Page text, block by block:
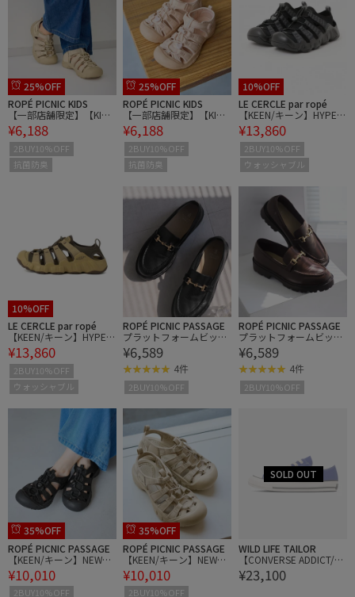
25%OFF
ROPÉ PICNIC KIDS
【一部店舗限定】【KID
S/キッズ】【KEEN/キー
ン】NEWPORT H2 C/Y/
リンクコーデ
¥6,188
2BUY10%OFF
抗菌防臭
25%OFF
ROPÉ PICNIC KIDS
【一部店舗限定】【KID
S/キッズ】【KEEN/キー
ン】NEWPORT H2 C/Y/
リンクコーデ
¥6,188
2BUY10%OFF
抗菌防臭
10%OFF
LE CERCLE par ropé
【KEEN/キーン】HYPER
PORT H2/ハイパーポー
ト エイチツー
¥13,860
2BUY10%OFF
ウォッシャブル
10%OFF
LE CERCLE par ropé
【KEEN/キーン】HYPER
PORT H2/ハイパーポー
ト エイチツー
¥13,860
2BUY10%OFF
ウォッシャブル
ROPÉ PICNIC PASSAGE
プラットフォームビット
ローファー/軽量・晴雨
兼用
¥6,589
4件
2BUY10%OFF
ROPÉ PICNIC PASSAGE
プラットフォームビット
ローファー/軽量・晴雨
兼用
¥6,589
4件
2BUY10%OFF
35%OFF
ROPÉ PICNIC PASSAGE
【KEEN/キーン】NEWPO
RT H2/リンクコーデ
¥10,010
2BUY10%OFF
35%OFF
ROPÉ PICNIC PASSAGE
【KEEN/キーン】NEWPO
RT H2/リンクコーデ
¥10,010
2BUY10%OFF
WILD LIFE TAILOR
【CONVERSE ADDICT/コ
ンバースアディクト】CH
UCK TAYLOR CANVAS OX
¥23,100